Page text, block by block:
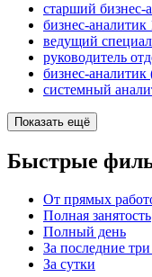
старший бизнес-
бизнес-аналитик
ведущий
руководитель
бизнес-аналитик
системный
Показать ещё
Быстрые
От прямых
Полная занятость
Полный день
За последние
За сутки